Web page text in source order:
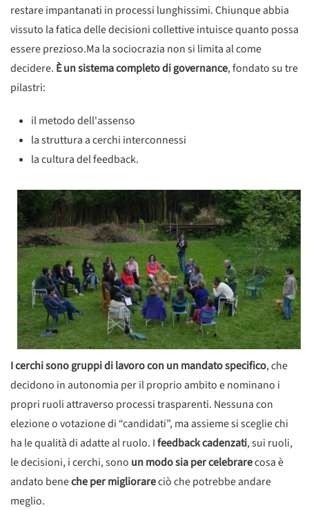
restare impantanati in processi lunghissimi. Chiunque abbia
vissuto la fatica delle decisioni collettive intuisce quanto possa
essere prezioso.Ma la sociocrazia non si limita al come
decidere. È un sistema completo di governance, fondato su tre
pilastri:
il metodo dell'assenso
la struttura a cerchi interconnessi
la cultura del feedback.
I cerchi sono gruppi di lavoro con un mandato specifico, che
decidono in autonomia per il proprio ambito e nominano i
propri ruoli attraverso processi trasparenti. Nessuna con
elezione o votazione di “candidati”, ma assieme si sceglie chi
ha le qualità di adatte al ruolo. Ifeedback cadenzati, sui ruoli,
le decisioni, i cerchi, sono un modo sia per celebrarecosa è
andato beneche per migliorareciò che potrebbe andare
meglio.